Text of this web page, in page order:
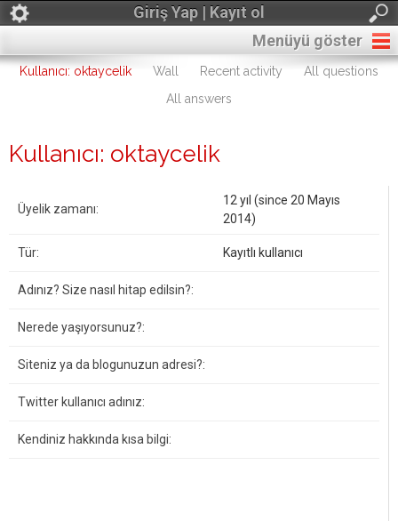
Giriş Yap | Kayıt ol
Menüyü göster
Kullanıcı: oktaycelik Wall Recent activity
All questions
All answers
Kullanıcı: oktaycelik
Üyelik zamanı:
12 yıl (since 20 Mayıs
2014)
Tür: Kayıtlı kullanıcı
Adınız? Size nasıl hitap edilsin?:
Nerede yaşıyorsunuz?:
Siteniz ya da blogunuzun adresi?:
Twitter kullanıcı adınız:
Kendiniz hakkında kısa bilgi: